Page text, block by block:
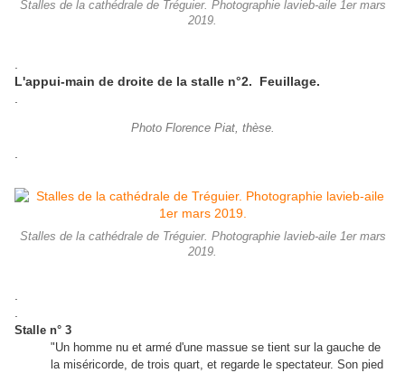
Stalles de la cathédrale de Tréguier. Photographie lavieb-aile 1er mars
2019.
L'appui-main de droite de la stalle n°2. Feuillage.
Photo Florence Piat, thèse.
Stalles de la cathédrale de Tréguier. Photographie lavieb-aile 1er mars
2019.
Stalle n° 3
"Un homme nu et armé d'une massue se tient sur la gauche de
la miséricorde, de trois quart, et regarde le spectateur. Son pied